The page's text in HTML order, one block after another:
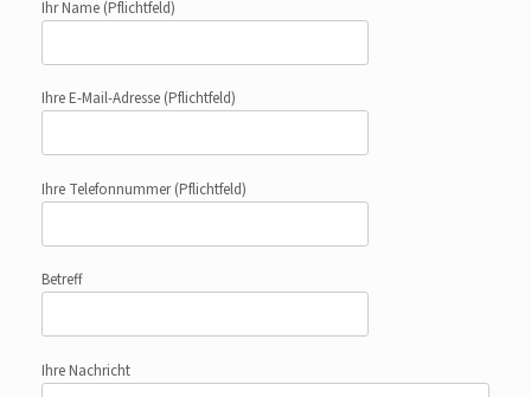
Ihr Name (Pflichtfeld)
Ihre E-Mail-Adresse (Pflichtfeld)
Ihre Telefonnummer(Pflichtfeld)
Betreff
Ihre Nachricht